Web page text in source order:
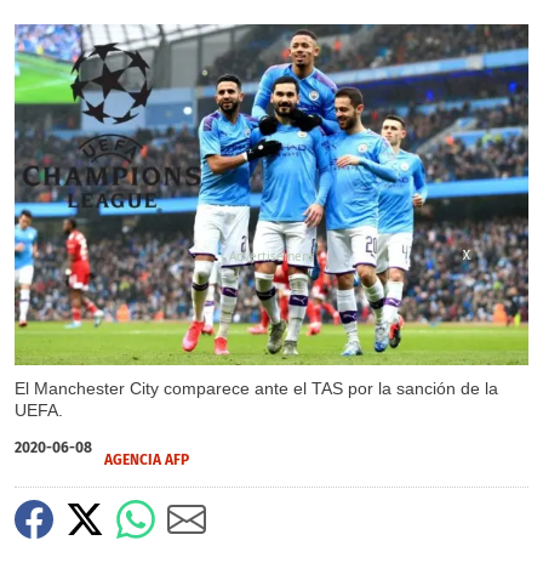
El Manchester City comparece ante el TAS por la sanción de la
UEFA.
X
X
2020-06-08
AGENCIA AFP